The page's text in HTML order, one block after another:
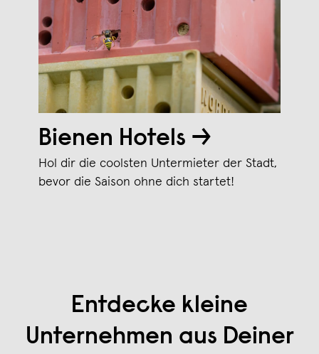
Bienen Hotels →
Hol dir die coolsten Untermieter der Stadt,
bevor die Saison ohne dich startet!
Entdecke kleine
Unternehmen aus Deiner